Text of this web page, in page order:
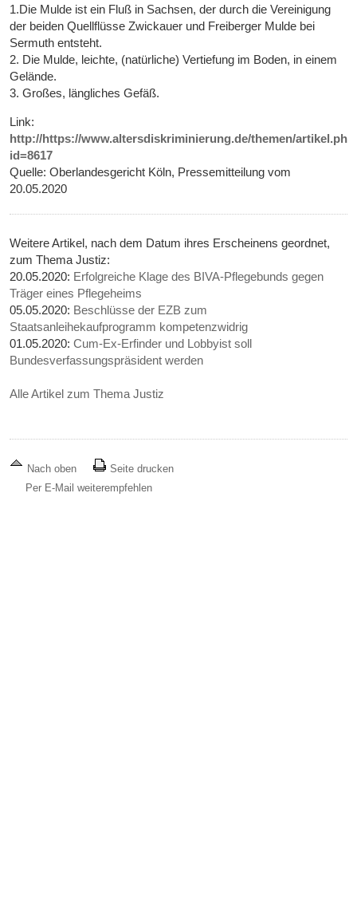
1.Die Mulde ist ein Fluß in Sachsen, der durch die Vereinigung
der beiden Quellflüsse Zwickauer und Freiberger Mulde bei
Sermuth entsteht.
2. Die Mulde, leichte, (natürliche) Vertiefung im Boden, in einem
Gelände.
3. Großes, längliches Gefäß.
Link:
http://https://www.altersdiskriminierung.de/themen/
id=8617
Quelle: Oberlandesgericht Köln, Pressemitteilung vom
20.05.2020
Weitere Artikel, nach dem Datum ihres Erscheinens geordnet,
zum Thema Justiz:
20.05.2020: Erfolgreiche Klage des BIVA-Pflegebunds gegen
Träger eines Pflegeheims
05.05.2020: Beschlüsse der EZB zum
Staatsanleihekaufprogramm kompetenzwidrig
01.05.2020:Cum-Ex-Erfinder und Lobbyist soll
Bundesverfassungspräsident werden
Alle Artikel zum Thema Justiz
Nach oben
Seite drucken
Per E-Mail weiterempfehlen